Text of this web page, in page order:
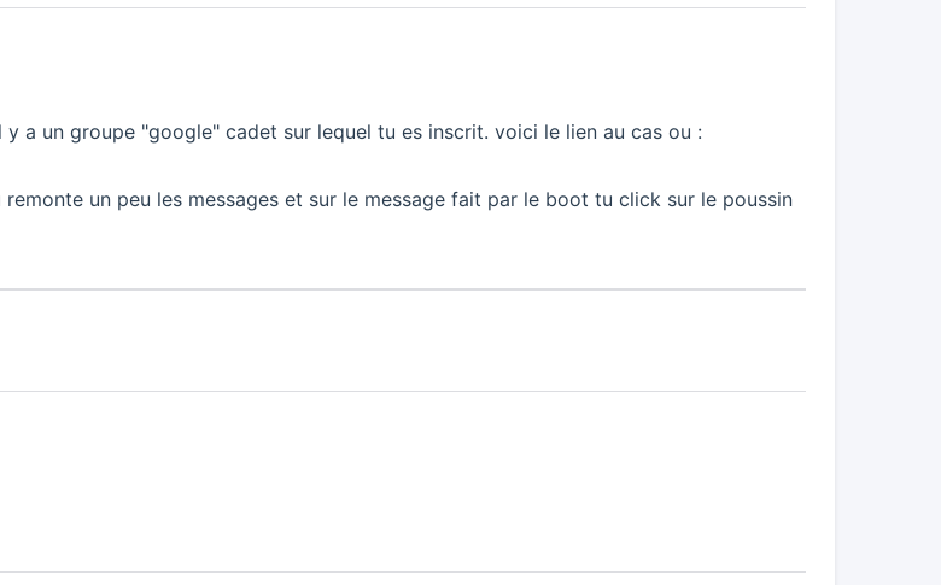
a un groupe "google" cadet sur lequel tu es inscrit. voici le lien au cas ou :
remonte un peu les messages et sur le message fait par le boot tu click sur le poussin